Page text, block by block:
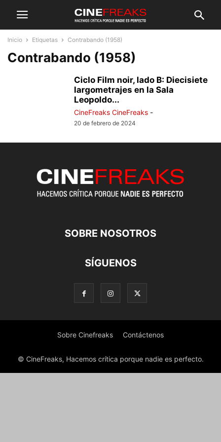
Inicio Etiquetas Contrabando (1958)
Contrabando (1958)
Ciclo Film noir, lado B: Diecisiete
largometrajes en la Sala
Leopoldo...
CineFreaks CineFreaks -
20 de febrero de 2024
SOBRE NOSOTROS
SÍGUENOS
Sobre Cinefreaks Contáctenos
© CineFreaks, Hacemos crítica porque nadie es perfecto.